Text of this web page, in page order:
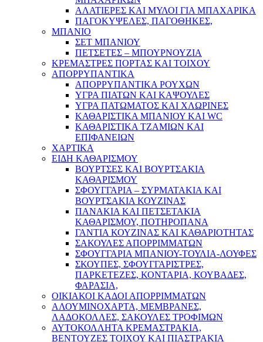
ΑΛΑΤΙΕΡΕΣ ΚΑΙ ΜΥΛΟΙ ΓΙΑ ΜΠΑΧΑΡΙΚΑ
ΠΑΓΟΚΥΨΕΛΕΣ, ΠΑΓΟΘΗΚΕΣ,
ΜΠΑΝΙΟ
ΣΕΤ ΜΠΑΝΙΟΥ
ΠΕΤΣΕΤΕΣ – ΜΠΟΥΡΝΟΥΖΙΑ
ΚΡΕΜΑΣΤΡΕΣ ΠΟΡΤΑΣ ΚΑΙ ΤΟΙΧΟΥ
ΑΠΟΡΡΥΠΑΝΤΙΚΑ
ΑΠΟΡΡΥΠΑΝΤΙΚΑ ΡΟΥΧΩΝ
ΥΓΡΑ ΠΙΑΤΩΝ ΚΑΙ ΚΑΨΟΥΛΕΣ
ΥΓΡΑ ΠΑΤΩΜΑΤΟΣ ΚΑΙ ΧΛΩΡΙΝΕΣ
ΚΑΘΑΡΙΣΤΙΚΑ ΜΠΑΝΙΟΥ ΚΑΙ WC
ΚΑΘΑΡΙΣΤΙΚΑ ΤΖΑΜΙΩΝ ΚΑΙ
ΕΠΙΦΑΝΕΙΩΝ
ΧΑΡΤΙΚΑ
ΕΙΔΗ ΚΑΘΑΡΙΣΜΟΥ
ΒΟΥΡΤΣΕΣ ΚΑΙ ΒΟΥΡΤΣΑΚΙΑ
ΚΑΘΑΡΙΣΜΟΥ
ΣΦΟΥΓΓΑΡΙΑ – ΣΥΡΜΑΤΑΚΙΑ ΚΑΙ
ΒΟΥΡΤΣΑΚΙΑ ΚΟΥΖΙΝΑΣ
ΠΑΝΑΚΙΑ ΚΑΙ ΠΕΤΣΕΤΑΚΙΑ
ΚΑΘΑΡΙΣΜΟΥ, ΠΟΤΗΡΟΠΑΝΑ
ΓΑΝΤΙΑ ΚΟΥΖΙΝΑΣ ΚΑΙ ΚΑΘΑΡΙΟΤΗΤΑΣ
ΣΑΚΟΥΛΕΣ ΑΠΟΡΡΙΜΜΑΤΩΝ
ΣΦΟΥΓΓΑΡΙΑ ΜΠΑΝΙΟΥ-ΤΟΥΛΙΑ-ΛΟΥΦΕΣ
ΣΚΟΥΠΕΣ, ΣΦΟΥΓΓΑΡΙΣΤΡΕΣ,
ΠΑΡΚΕΤΕΖΕΣ, ΚΟΝΤΑΡΙΑ, ΚΟΥΒΑΔΕΣ,
ΦΑΡΑΣΙΑ,
ΟΙΚΙΑΚΟΙ ΚΑΔΟΙ ΑΠΟΡΡΙΜΜΑΤΩΝ
ΑΛΟΥΜΙΝΟΧΑΡΤΑ, ΜΕΜΒΡΑΝΕΣ,
ΛΑΔΟΚΟΛΛΕΣ, ΣΑΚΟΥΛΕΣ ΤΡΟΦΙΜΩΝ
ΑΥΤΟΚΟΛΛΗΤΑ ΚΡΕΜΑΣΤΡΑΚΙΑ,
ΒΕΝΤΟΥΖΕΣ ΤΟΙΧΟΥ ΚΑΙ ΠΙΑΣΤΡΑΚΙΑ